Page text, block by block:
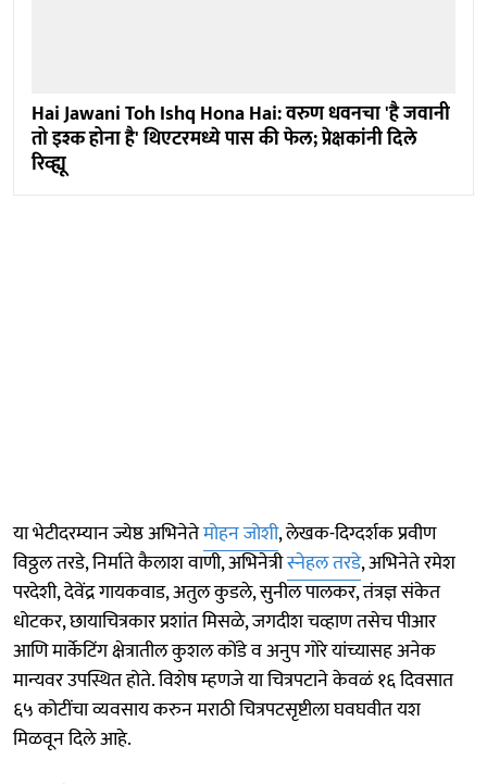
Hai Jawani Toh Ishq Hona Hai: वरुण धवनचा 'है जवानी
तो इश्क होना है' थिएटरमध्ये पास की फेल; प्रेक्षकांनी दिले
रिव्ह्यू
या भेटीदरम्यान ज्येष्ठ अभिनेतेमोहन जोशी, लेखक-दिग्दर्शक प्रवीण
विठ्ठल तरडे, निर्माते कैलाश वाणी, अभिनेत्रीस्नेहल तरडे, अभिनेते रमेश
परदेशी, देवेंद्र गायकवाड, अतुल कुडले, सुनील पालकर, तंत्रज्ञ संकेत
धोटकर, छायाचित्रकार प्रशांत मिसळे, जगदीश चव्हाण तसेच पीआर
आणि मार्केटिंग क्षेत्रातील कुशल कोंडे व अनुप गोरे यांच्यासह अनेक
मान्यवर उपस्थित होते. विशेष म्हणजे या चित्रपटाने केवळं १६ दिवसात
६५ कोटींचा व्यवसाय करुन मराठी चित्रपटसृष्टीला घवघवीत यश
मिळवून दिले आहे.